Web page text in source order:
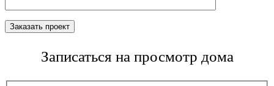
Записаться на просмотр дома